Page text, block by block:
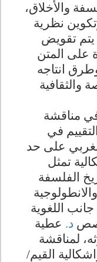
والأخلاق،
نظرية
يتم تقويض
على المتن
انتاجه
والثقافية
مناقشة
في
على حد
تمثل
الفلسفة
جانب اللغوية
خصص د. عطية
لمناقشة
القيم/